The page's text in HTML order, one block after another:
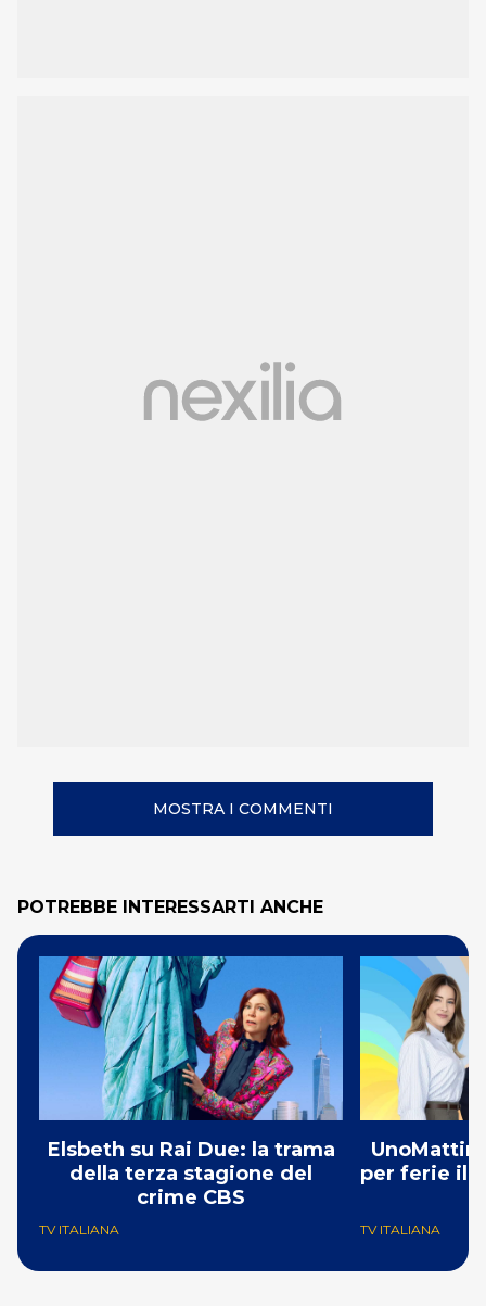
MOSTRA I COMMENTI
POTREBBE INTERESSARTI ANCHE
Elsbeth su Rai Due: la trama
della terza stagione del
crime CBS
TV ITALIANA
per ferie il
TV ITALIANA